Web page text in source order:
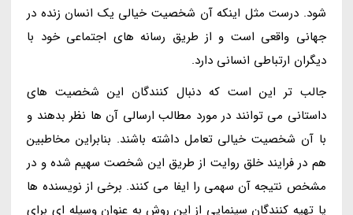
شود. درست مثل اینکه آن شخصیت خیالی یک انسان زنده در
جهانی واقعی است و از طریق رسانه های اجتماعی خود با
دیگران ارتباطی انسانی دارد.
جالب تر این است که دنبال کنندگان این شخصیت های
داستانی می توانند در مورد مطالب ارسالی آن ها نظر بدهند و
با آن شخصیت خیالی تعامل داشته باشند. بنابراین مخاطبین
هم در فرایند خلق روایت از طریق این شخصت سهیم شده و در
مشخص نتیجه آن سهمی را ایفا می کنند. برخی از نویسنده ها
یا تهیه کنندگان سینمایی از این روش به عنوان وسیله ای برای